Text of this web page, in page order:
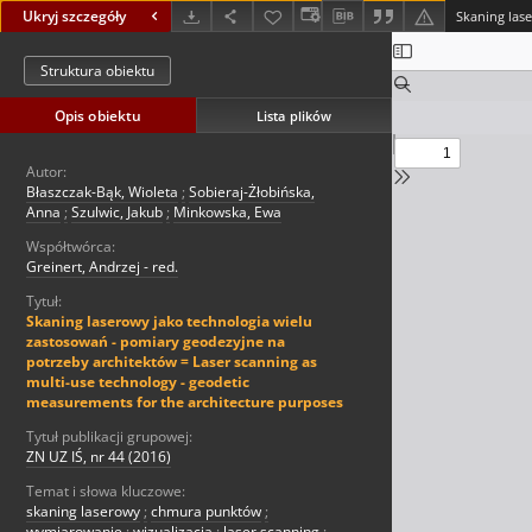
Ukryj szczegóły
Struktura obiektu
Opis obiektu Lista plików
Autor:
Błaszczak-Bąk, Wioleta ; Sobieraj-Żłobińska,
Anna ; Szulwic, Jakub ; Minkowska, Ewa
Współtwórca:
Greinert, Andrzej - red.
Tytuł:
Skaning laserowy jako technologia wielu
zastosowań - pomiary geodezyjne na
potrzeby architektów = Laser scanning as
multi-use technology - geodetic
measurements for the architecture purposes
Tytuł publikacji grupowej:
ZN UZ IŚ, nr 44 (2016)
Temat i słowa kluczowe:
skaning laserowy ; chmura punktów ;